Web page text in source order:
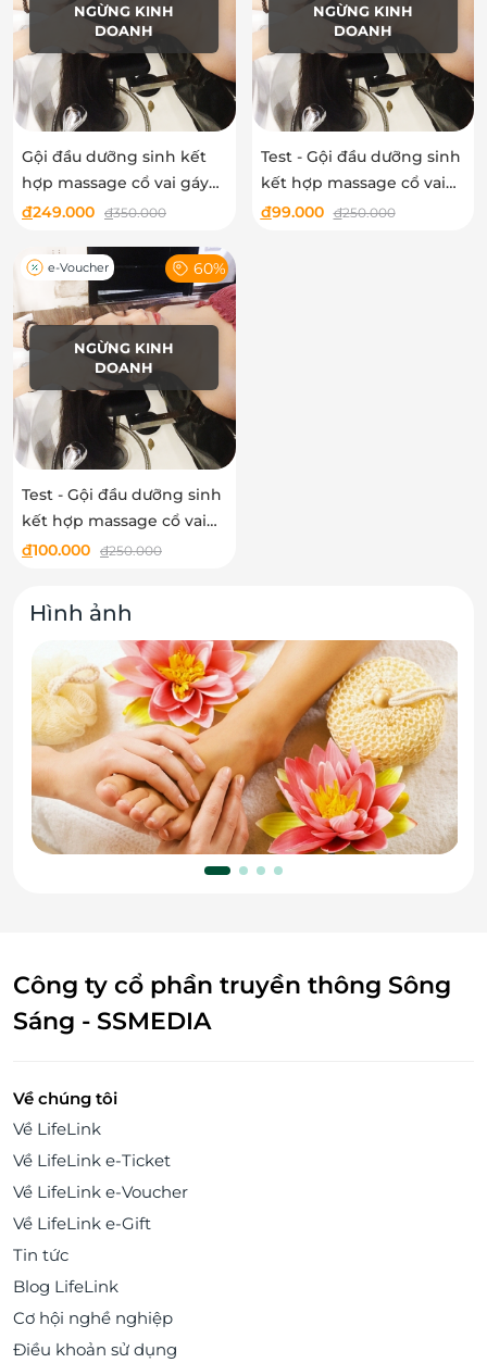
NGỪNG KINH
DOANH
Gội đầu dưỡng sinh kết
hợp massage cổ vai gáy
chuyên sâu tại Estheva
đ249.000 đ350.000
NGỪNG KINH
DOANH
Test - Gội đầu dưỡng sinh
kết hợp massage cổ vai
gáy chuyên sâu tại
đ99.000 đ250.000
NGỪNG KINH
DOANH
e-Voucher 60%
Test - Gội đầu dưỡng sinh
kết hợp massage cổ vai
gáy chuyên sâu tại
đ100.000 đ250.000
Hình ảnh
Công ty cổ phần truyền thông Sông
Sáng - SSMEDIA
Về chúng tôi
Về LifeLink
Về LifeLink e-Ticket
Về LifeLink e-Voucher
Về LifeLink e-Gift
Tin tức
Blog LifeLink
Cơ hội nghề nghiệp
Điều khoản sử dụng